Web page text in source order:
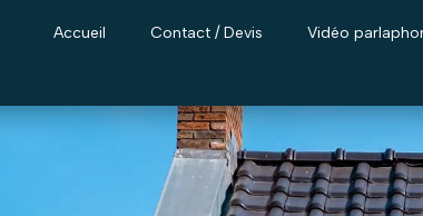
Accueil Contact / Devis Vidéo